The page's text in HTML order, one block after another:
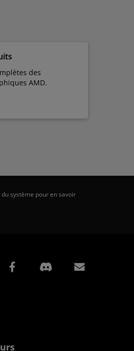
des
AMD.
système pour en savoir
Facebook